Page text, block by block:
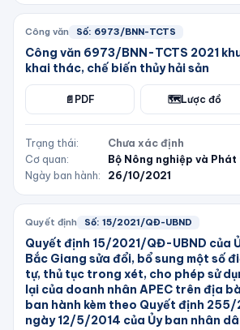
Công văn Số: 6973/BNN-TCTS
Công văn 6973/BNN-TCTS 2021
khai thác, chế biến thủy hải sản
📄 PDF 🗺️Lược đồ
Trạng thái:
Chưa xác định
Cơ quan:
Bộ Nông nghiệp và
Ngày ban hành:
26/10/2021
Quyết định Số: 15/2021/QĐ-UBND
Quyết định 15/2021/QĐ-UBND của
Bắc Giang sửa đổi, bổ sung một số
tự, thủ tục trong xét, cho phép sử
lại của doanh nhân APEC trên địa
ban hành kèm theo Quyết định
ngày 12/5/2014 của Ủy ban nhân